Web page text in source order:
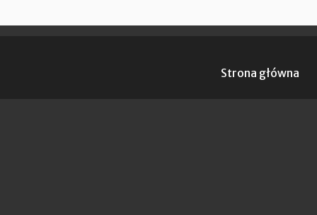
Strona główna